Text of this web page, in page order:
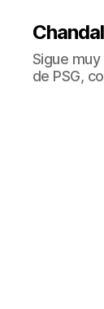
Sigue
de PSG,